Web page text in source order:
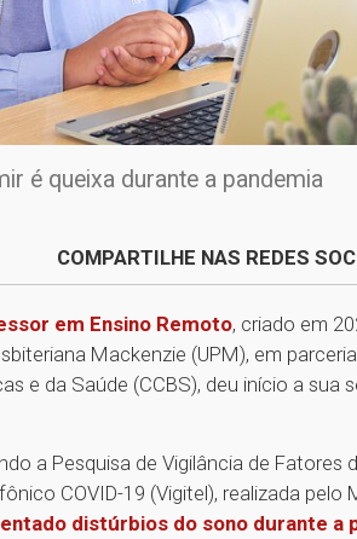
é queixa durante a pandemia
COMPARTILHE NAS REDES
em Ensino Remoto, criado em
Mackenzie (UPM), em
e da Saúde (CCBS), deu início a sua
a Pesquisa de Vigilância de Fatores
COVID-19 (Vigitel), realizada pelo
distúrbios do sono durante a